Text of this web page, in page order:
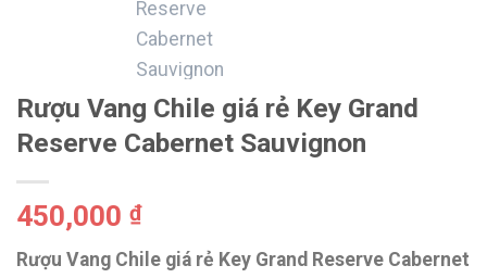
Rượu Vang Chile giá rẻ Key Grand
Reserve Cabernet Sauvignon
450,000 ₫
Rượu Vang Chile giá rẻ Key Grand Reserve Cabernet